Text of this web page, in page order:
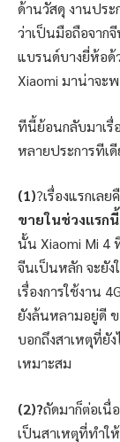
ด้านวัสดุ งานประ
ว่าเป็นมือถือจาก
แบรนด์บางยี่ห้อด้
Xiaomi มาน่าจะ
ทีนี้ย้อนกลับมาเรื่
หลายประการทีเ
(1)?เรื่องแรกเลย
ขายในช่วงแรกนี้
นั้น Xiaomi Mi 4
จีนเป็นหลัก จะยัง
เรื่องการใช้งาน
ยังล้นหลามอยู่ดี
บอกถึงสาเหตุที่ยัง
เหมาะสม
(2)?ถัดมาก็ต่อเนื่
เป็นสาเหตุที่ทำใ